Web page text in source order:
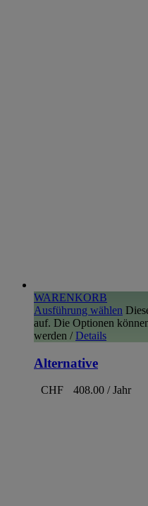
WARENKORB
Ausführung wählen
auf. Die Optionen
werden / Details
Alternative
CHF 408.00 / Jahr